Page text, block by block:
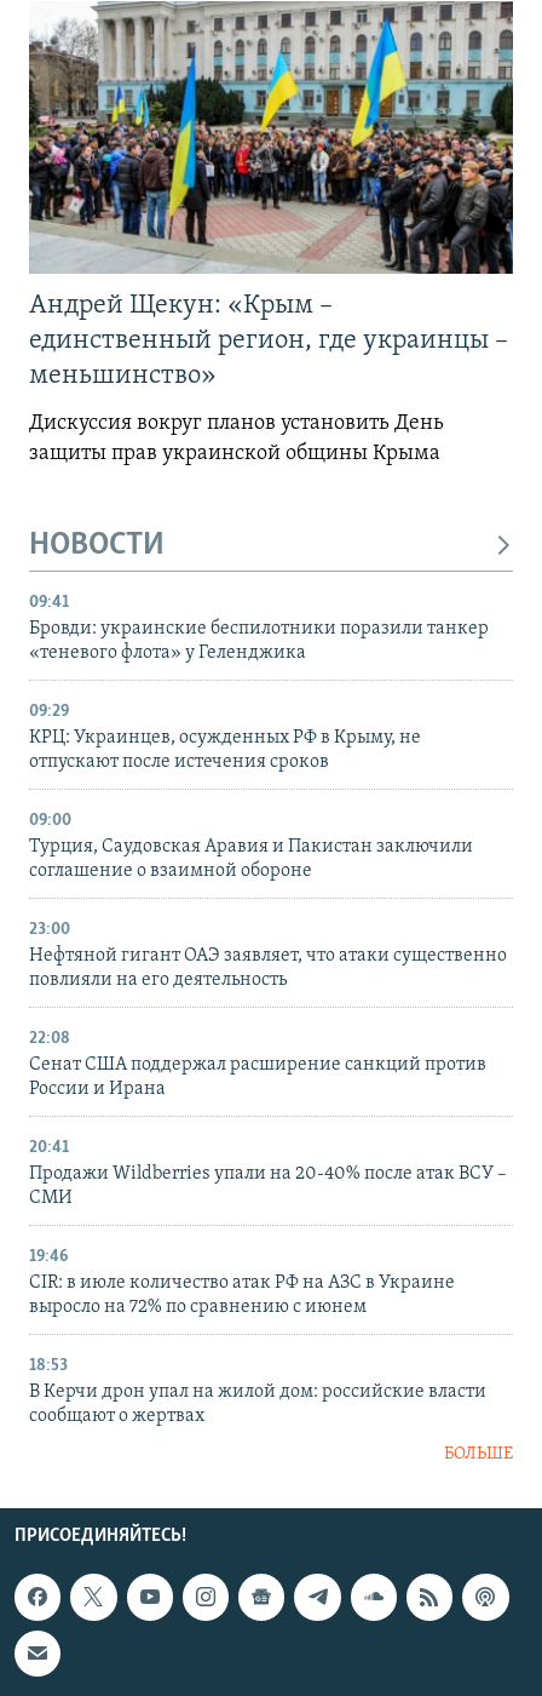
Андрей Щекун: «Крым –
единственный регион, где украинцы –
меньшинство»
Дискуссия вокруг планов установить День
защиты прав украинской общины Крыма
НОВОСТИ
09:41
Бровди: украинские беспилотники поразили танкер
«теневого флота» у Геленджика
09:29
КРЦ: Украинцев, осужденных РФ в Крыму, не
отпускают после истечения сроков
09:00
Турция, Саудовская Аравия и Пакистан заключили
соглашение о взаимной обороне
23:00
Нефтяной гигант ОАЭ заявляет, что атаки существенно
повлияли на его деятельность
22:08
Сенат США поддержал расширение санкций против
России и Ирана
20:41
Продажи Wildberries упали на 20-40% после атак ВСУ –
СМИ
19:46
CIR: в июле количество атак РФ на АЗС в Украине
выросло на 72% по сравнению с июнем
18:53
В Керчи дрон упал на жилой дом: российские власти
сообщают о жертвах
БОЛЬШЕ
ПРИСОЕДИНЯЙТЕСЬ!